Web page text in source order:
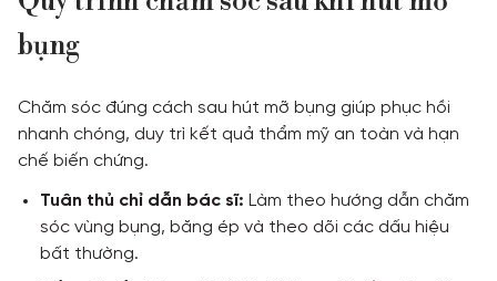
bụng
Chăm sóc đúng cách sau hút mỡ bụng giúp phục hồi
nhanh chóng, duy trì kết quả thẩm mỹ an toàn và hạn
chế biến chứng.
Tuân thủ chỉ dẫn bác sĩ: Làm theo hướng dẫn chăm
sóc vùng bụng, băng ép và theo dõi các dấu hiệu
bất thường.